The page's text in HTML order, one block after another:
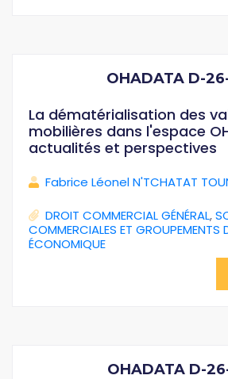
OHADATA D-
La dématérialisation des
mobilières dans l'espace
actualités et perspectives
Fabrice Léonel N'TCHATAT
DROIT COMMERCIAL GÉNÉRAL,
COMMERCIALES ET GROUPEMENTS
ÉCONOMIQUE
OHADATA D-